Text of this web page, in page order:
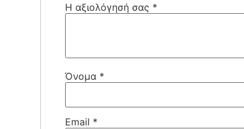
Η αξιολόγησή σας *
Όνομα *
Email *